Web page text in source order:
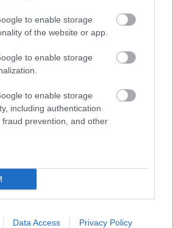
to enable storage
of the website or app.
to enable storage
to enable storage
including authentication
prevention, and other
Data Access Privacy Policy
vállaláson alapuló,
és önzetlen jóakaratban
u. 12-14. (Vasvári)
266-32-20-as telefonszámon,
25 nézőt tudunk fogadni
Színházbarátok
media/image/2006-04-